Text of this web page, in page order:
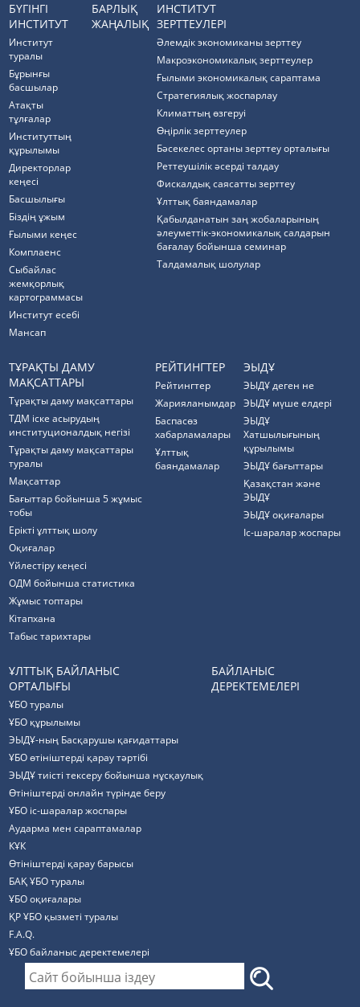
БҮГІНГІ
ИНСТИТУТ
Институт
туралы
Бұрынғы
басшылар
Атақты
тұлғалар
Институттың
құрылымы
Директорлар
кеңесі
Басшылығы
Біздің ұжым
Ғылыми кеңес
Комплаенс
Cыбайлас
жемқорлық
картограммасы
Институт есебі
Мансап
БАРЛЫҚ
ЖАҢАЛЫҚ
ИНСТИТУТ
ЗЕРТТЕУЛЕРІ
Әлемдік экономиканы зерттеу
Макроэкономикалық зерттеулер
Ғылыми экономикалық сараптама
Стратегиялық жоспарлау
Климаттың өзгеруі
Өңірлік зерттеулер
Бәсекелес ортаны зерттеу орталығы
Реттеушілік әсерді талдау
Фискалдық саясатты зерттеу
Ұлттық баяндамалар
Қабылданатын заң жобаларының
әлеуметтік-экономикалық салдарын
бағалау бойынша семинар
Талдамалық шолулар
ТҰРАҚТЫ ДАМУ
МАҚСАТТАРЫ
Тұрақты даму мақсаттары
ТДМ іске асырудың
институционалдық негізі
Тұрақты даму мақсаттары
туралы
Мақсаттар
Бағыттар бойынша 5 жұмыс
тобы
Ерікті ұлттық шолу
Оқиғалар
Үйлестіру кеңесі
ОДМ бойынша статистика
Жұмыс топтары
Кітапхана
Табыс тарихтары
РЕЙТИНГТЕР
Рейтингтер
Жарияланымдар
Баспасөз
хабарламалары
Ұлттық
баяндамалар
ЭЫДҰ
ЭЫДҰ деген не
ЭЫДҰ мүше елдері
ЭЫДҰ
Хатшылығының
құрылымы
ЭЫДҰ бағыттары
Қазақстан және
ЭЫДҰ
ЭЫДҰ оқиғалары
Іс-шаралар жоспары
ҰЛТТЫҚ БАЙЛАНЫС
ОРТАЛЫҒЫ
ҰБО туралы
ҰБО құрылымы
ЭЫДҰ-ның Басқарушы қағидаттары
ҰБО өтініштерді қарау тәртібі
ЭЫДҰ тиісті тексеру бойынша нұсқаулық
Өтініштерді онлайн түрінде беру
ҰБО іс-шаралар жоспары
Аударма мен сараптамалар
КҰК
Өтініштерді қарау барысы
БАҚ ҰБО туралы
ҰБО оқиғалары
ҚР ҰБО қызметі туралы
F.A.Q.
ҰБО байланыс деректемелерi
БАЙЛАНЫС
ДЕРЕКТЕМЕЛЕРІ